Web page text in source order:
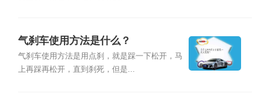
气刹车使用方法是什么？
气刹车使用方法是用点刹，就是踩一下松开，马
上再踩再松开，直到刹死，但是...